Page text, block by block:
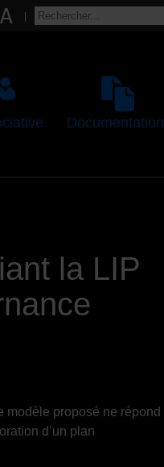
Documentation
la LIP
modèle proposé ne répond
d’un plan